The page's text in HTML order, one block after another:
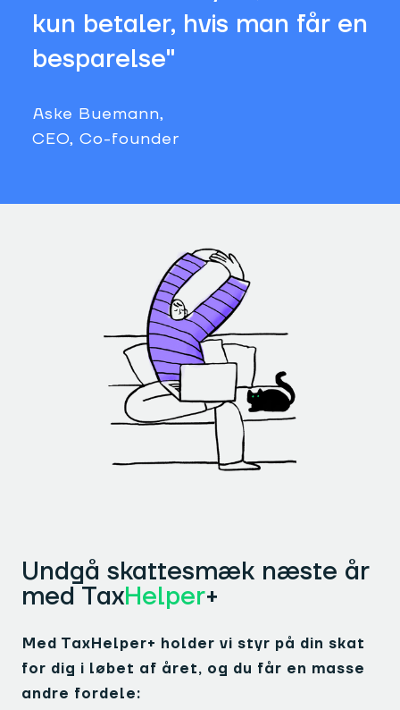
kun betaler, hvis man får en
besparelse"
Aske Buemann,
CEO, Co-founder
Undgå skattesmæk næste år
med TaxHelper+
Med TaxHelper+ holder vi styr på din skat
for dig i løbet af året, og du får en masse
andre fordele: